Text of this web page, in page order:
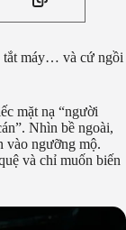
tắt máy… và cứ ngồi
mặt nạ “người
Nhìn bề ngoài,
vào ngưỡng mộ.
và chỉ muốn biến